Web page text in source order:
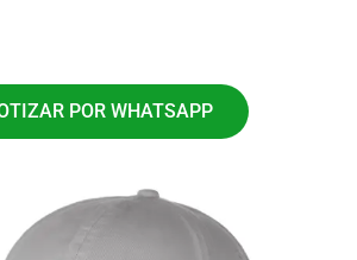
POR WHATSAPP